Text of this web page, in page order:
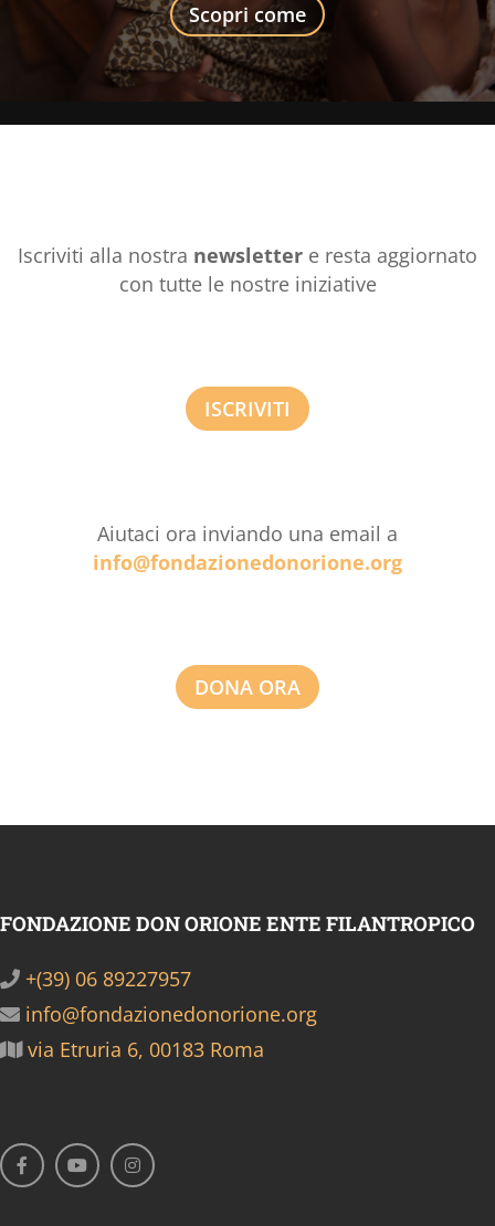
Scopri come
Iscriviti alla nostra newsletter e resta aggiornato
con tutte le nostre iniziative
ISCRIVITI
Aiutaci ora inviando una email a
info@fondazionedonorione.org
DONA ORA
FONDAZIONE DON ORIONE ENTE FILANTROPICO
+(39) 06 89227957
info@fondazionedonorione.org
via Etruria 6, 00183 Roma